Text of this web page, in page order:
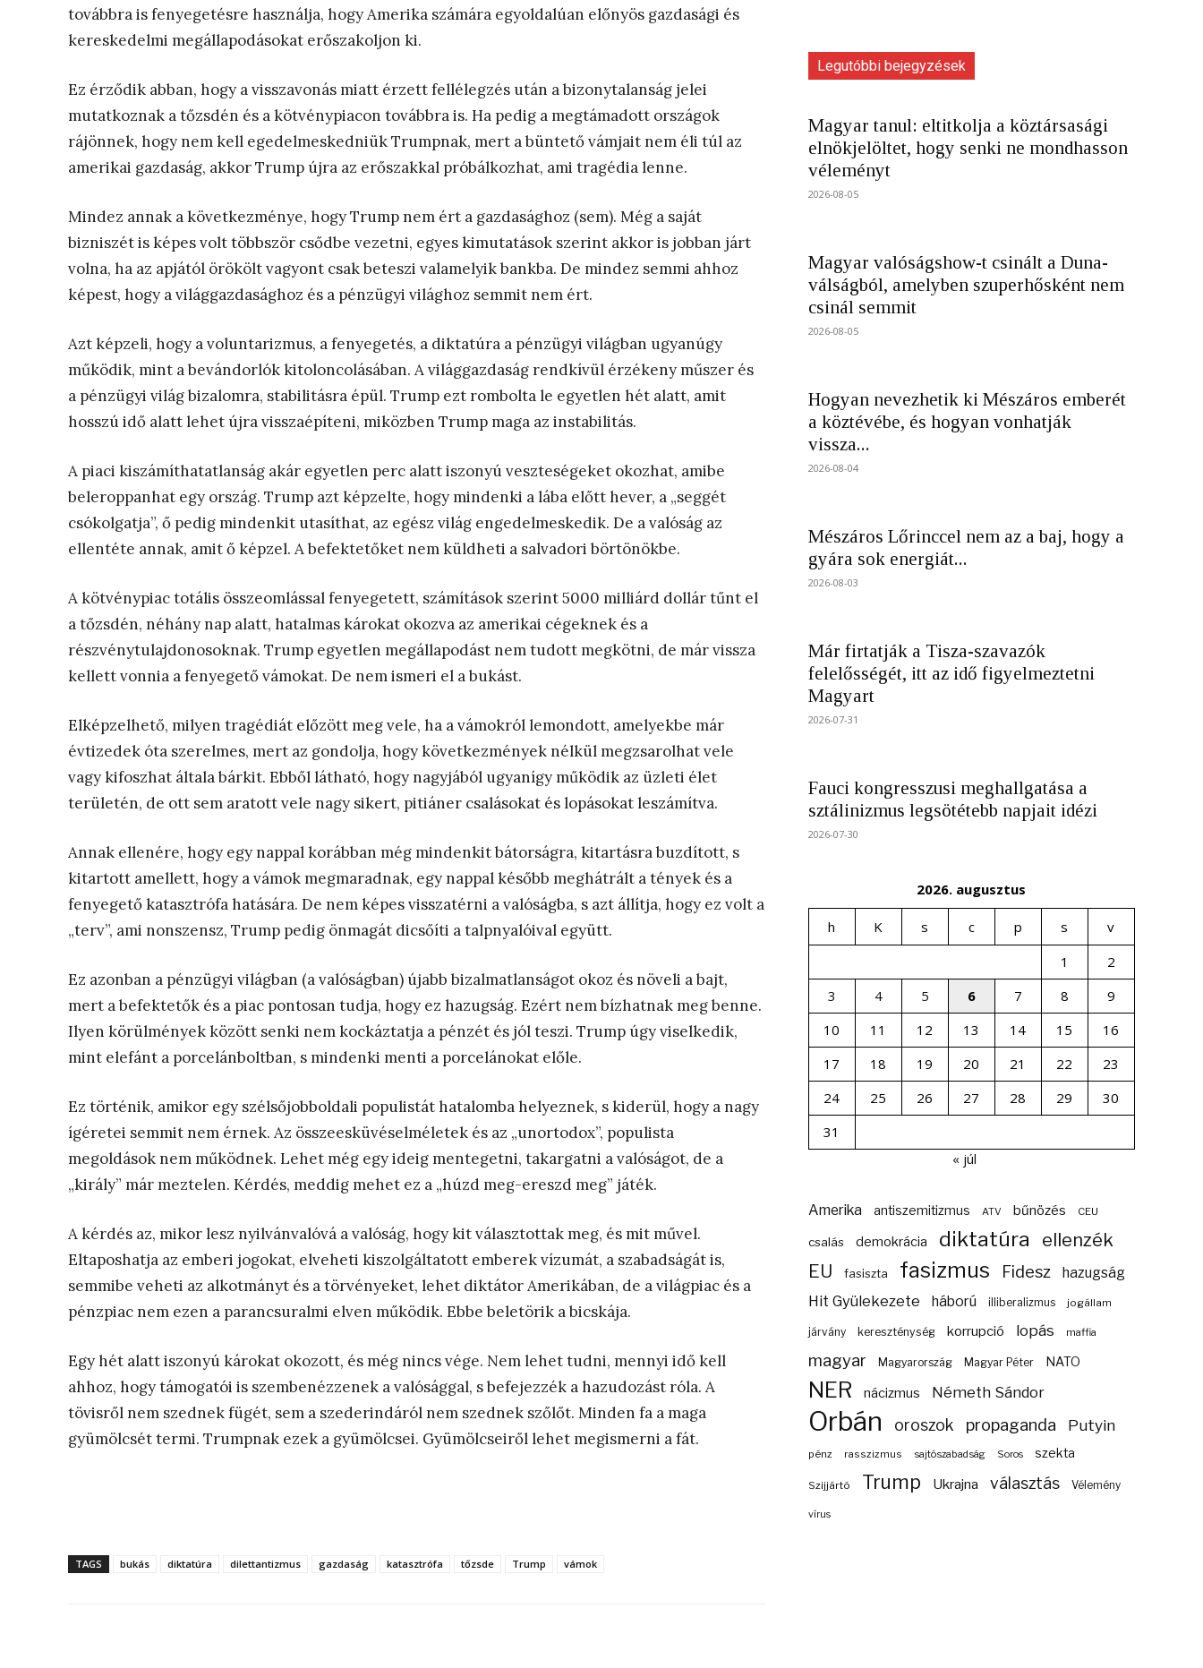
továbbra is fenyegetésre használja, hogy Amerika számára egyoldalúan előnyös gazdasági és
kereskedelmi megállapodásokat erőszakoljon ki.
Ez érződik abban, hogy a visszavonás miatt érzett fellélegzés után a bizonytalanság jelei
mutatkoznak a tőzsdén és a kötvénypiacon továbbra is. Ha pedig a megtámadott országok
rájönnek, hogy nem kell egedelmeskedniük Trumpnak, mert a büntető vámjait nem éli túl az
amerikai gazdaság, akkor Trump újra az erőszakkal próbálkozhat, ami tragédia lenne.
Mindez annak a következménye, hogy Trump nem ért a gazdasághoz (sem). Még a saját
bizniszét is képes volt többször csődbe vezetni, egyes kimutatások szerint akkor is jobban járt
volna, ha az apjától örökölt vagyont csak beteszi valamelyik bankba. De mindez semmi ahhoz
képest, hogy a világgazdasághoz és a pénzügyi világhoz semmit nem ért.
Azt képzeli, hogy a voluntarizmus, a fenyegetés, a diktatúra a pénzügyi világban ugyanúgy
működik, mint a bevándorlók kitoloncolásában. A világgazdaság rendkívül érzékeny műszer és
a pénzügyi világ bizalomra, stabilitásra épül. Trump ezt rombolta le egyetlen hét alatt, amit
hosszú idő alatt lehet újra visszaépíteni, miközben Trump maga az instabilitás.
A piaci kiszámíthatatlanság akár egyetlen perc alatt iszonyú veszteségeket okozhat, amibe
beleroppanhat egy ország. Trump azt képzelte, hogy mindenki a lába előtt hever, a „seggét
csókolgatja”, ő pedig mindenkit utasíthat, az egész világ engedelmeskedik. De a valóság az
ellentéte annak, amit ő képzel. A befektetőket nem küldheti a salvadori börtönökbe.
A kötvénypiac totális összeomlással fenyegetett, számítások szerint 5000 milliárd dollár tűnt el
a tőzsdén, néhány nap alatt, hatalmas károkat okozva az amerikai cégeknek és a
részvénytulajdonosoknak. Trump egyetlen megállapodást nem tudott megkötni, de már vissza
kellett vonnia a fenyegető vámokat. De nem ismeri el a bukást.
Elképzelhető, milyen tragédiát előzött meg vele, ha a vámokról lemondott, amelyekbe már
évtizedek óta szerelmes, mert az gondolja, hogy következmények nélkül megzsarolhat vele
vagy kifoszhat általa bárkit. Ebből látható, hogy nagyjából ugyanígy működik az üzleti élet
területén, de ott sem aratott vele nagy sikert, pitiáner csalásokat és lopásokat leszámítva.
Annak ellenére, hogy egy nappal korábban még mindenkit bátorságra, kitartásra buzdított, s
kitartott amellett, hogy a vámok megmaradnak, egy nappal később meghátrált a tények és a
fenyegető katasztrófa hatására. De nem képes visszatérni a valóságba, s azt állítja, hogy ez volt a
„terv”, ami nonszensz, Trump pedig önmagát dicsőíti a talpnyalóival együtt.
Ez azonban a pénzügyi világban (a valóságban) újabb bizalmatlanságot okoz és növeli a bajt,
mert a befektetők és a piac pontosan tudja, hogy ez hazugság. Ezért nem bízhatnak meg benne.
Ilyen körülmények között senki nem kockáztatja a pénzét és jól teszi. Trump úgy viselkedik,
mint elefánt a porcelánboltban, s mindenki menti a porcelánokat előle.
Ez történik, amikor egy szélsőjobboldali populistát hatalomba helyeznek, s kiderül, hogy a nagy
ígéretei semmit nem érnek. Az összeesküvéselméletek és az „unortodox”, populista
megoldások nem működnek. Lehet még egy ideig mentegetni, takargatni a valóságot, de a
„király” már meztelen. Kérdés, meddig mehet ez a „húzd meg-ereszd meg” játék.
A kérdés az, mikor lesz nyilvánvalóvá a valóság, hogy kit választottak meg, és mit művel.
Eltaposhatja az emberi jogokat, elveheti kiszolgáltatott emberek vízumát, a szabadságát is,
semmibe veheti az alkotmányt és a törvényeket, lehet diktátor Amerikában, de a világpiac és a
pénzpiac nem ezen a parancsuralmi elven működik. Ebbe beletörik a bicskája.
Egy hét alatt iszonyú károkat okozott, és még nincs vége. Nem lehet tudni, mennyi idő kell
ahhoz, hogy támogatói is szembenézzenek a valósággal, s befejezzék a hazudozást róla. A
tövisről nem szednek fügét, sem a szederindáról nem szednek szőlőt. Minden fa a maga
gyümölcsét termi. Trumpnak ezek a gyümölcsei. Gyümölcseiről lehet megismerni a fát.
TAGS bukás diktatúra dilettantizmus gazdaság katasztrófa tőzsde Trump vámok
Legutóbbi bejegyzések
Magyar tanul: eltitkolja a köztársasági
elnökjelöltet, hogy senki ne mondhasson
véleményt
2026-08-05
Magyar valóságshow-t csinált a Duna-
válságból, amelyben szuperhősként nem
csinál semmit
2026-08-05
Hogyan nevezhetik ki Mészáros emberét
a köztévébe, és hogyan vonhatják
vissza...
2026-08-04
Mészáros Lőrinccel nem az a baj, hogy a
gyára sok energiát...
2026-08-03
Már firtatják a Tisza-szavazók
felelősségét, itt az idő figyelmeztetni
Magyart
2026-07-31
Fauci kongresszusi meghallgatása a
sztálinizmus legsötétebb napjait idézi
2026-07-30
2026. augusztus
h K s c p s
v
1
2
3
4 5 6 7 8
9
10
11 12 13 14 15
16
17
18 19 20 21 22
23
24
25 26 27 28 29
30
31
« júl
Amerika antiszemitizmus ATV bűnözés CEU
csalás demokrácia diktatúra ellenzék
EU fasiszta fasizmus Fidesz hazugság
Hit Gyülekezete háború illiberalizmus jogállam
járvány kereszténység korrupció lopás maffia
magyar Magyarország Magyar Péter NATO
NER nácizmus Németh Sándor
Orbán oroszok propaganda Putyin
pénz rasszizmus sajtószabadság Soros szekta
Szijjártó Trump Ukrajna választás Vélemény
vírus